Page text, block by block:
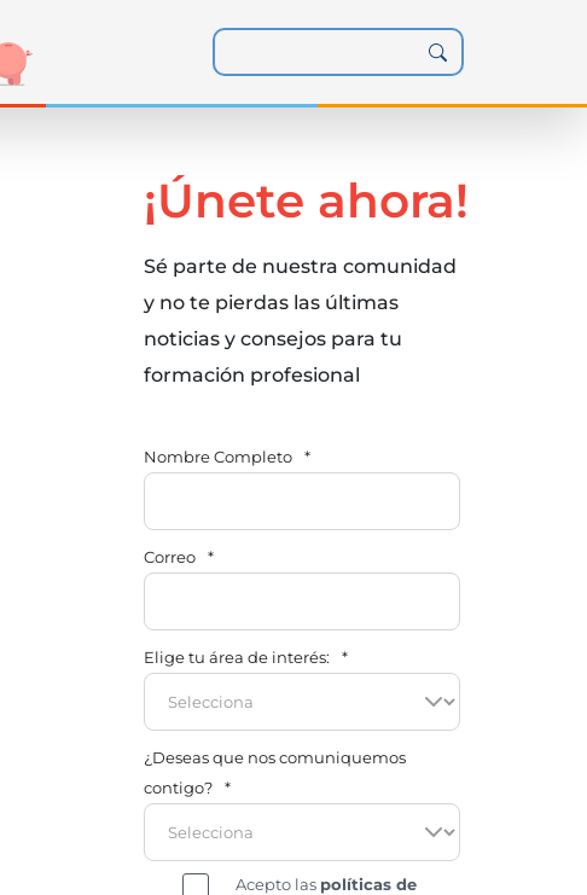
¡Únete ahora!
Sé parte de nuestra comunidad
y no te pierdas las últimas
noticias y consejos para tu
formación profesional
Nombre Completo *
Correo *
Elige tu área de interés: *
¿Deseas que nos comuniquemos
contigo?
*
Acepto las políticas de